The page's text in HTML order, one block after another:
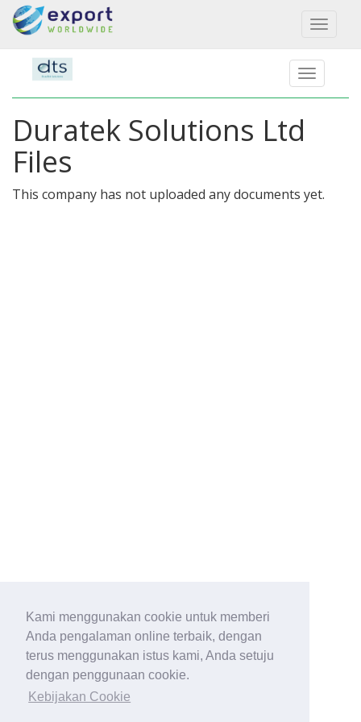
Kami menggunakan cookie untuk memberi
Anda pengalaman online terbaik, dengan
terus menggunakan istus kami, Anda setuju
dengan penggunaan cookie.
Kebijakan Cookie
Toggle
Duratek Solutions Ltd
Files
This company has not uploaded any documents yet.